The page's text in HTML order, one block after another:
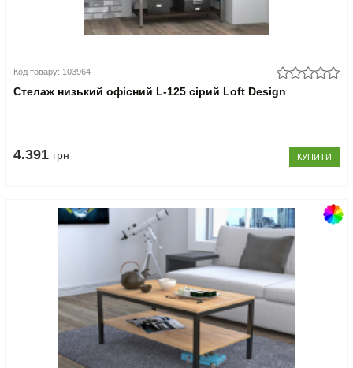
Код товару: 103964
Стелаж низький офісний L-125 сірий Loft Design
4.391 грн КУПИТИ